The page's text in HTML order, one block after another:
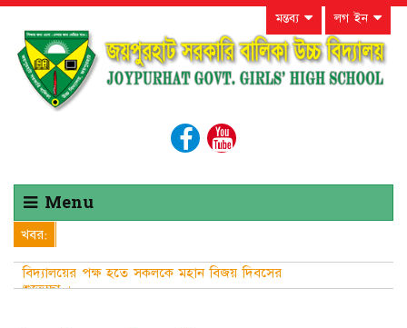
মন্তব্য লগ ইন
Menu
খবর:
বিদ্যালয়ের পক্ষ হতে সকলকে মহান বিজয় দিবসের
শুভেচ্ছা ।